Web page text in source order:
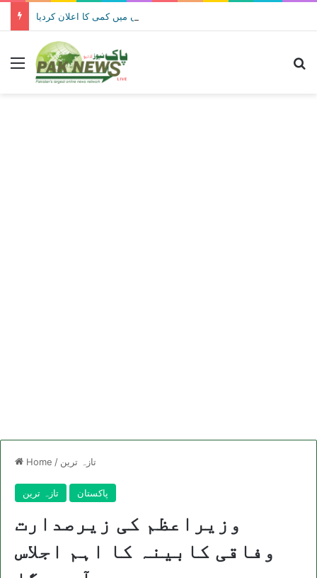
حکومت نے پیٹرولیم مصنوعات کی قیمتوں میں کمی کا اعلان کردیا
Menu
Home / تازہ ترین
تازہ ترین پاکستان
وزیراعظم کی زیرصدارت
وفاقی کابینہ کا اہم اجلاس